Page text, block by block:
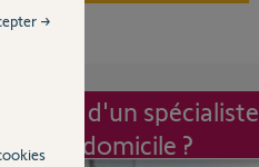
d'un spécialiste
à mon domicile ?
→